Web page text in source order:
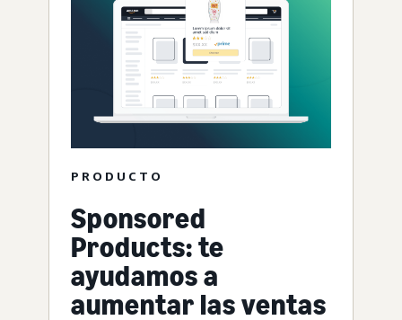
PRODUCTO
Sponsored
Products: te
ayudamos a
aumentar las ventas